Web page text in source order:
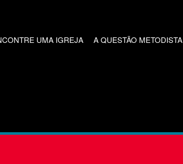
UMA IGREJA A QUESTÃO METODISTA